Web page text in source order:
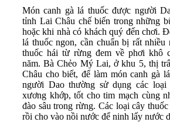
Món canh gà lá thuốc được người
tỉnh Lai Châu chế biến trong những
hoặc khi nhà có khách quý đến chơi.
lá thuốc ngon, cần chuẩn bị rất
thuốc hái từ rừng đem về phơi khô
năm. Bà Chẻo Mý Lai, ở khu 5, thị
Châu cho biết, để làm món canh gà
người Dao thường sử dụng các
xương khớp, tốt cho tim mạch cùng
đào sâu trong rừng. Các loại cây
rồi cho vào nồi nước để ninh lấy nước